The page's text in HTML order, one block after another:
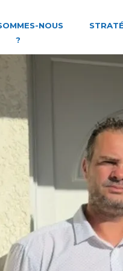
NOUS
?